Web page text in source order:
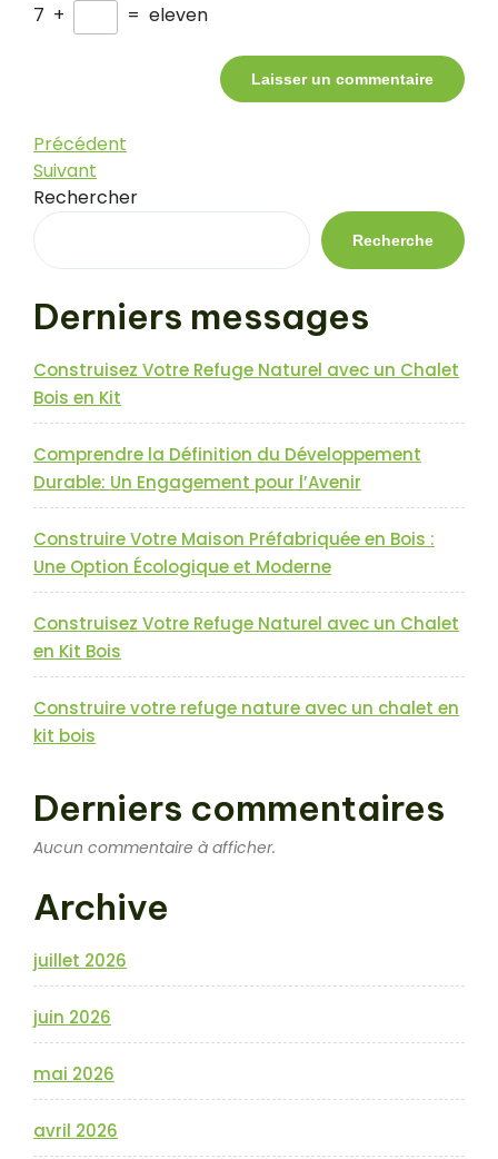
7 + = eleven
Navigation
de
l’article
Article
précédent
Précédent
Article
suivant
Suivant
Rechercher
Recherche
Derniers messages
Construisez Votre Refuge Naturel avec un Chalet
Bois en Kit
Comprendre la Définition du Développement
Durable: Un Engagement pour l’Avenir
Construire Votre Maison Préfabriquée en Bois :
Une Option Écologique et Moderne
Construisez Votre Refuge Naturel avec un Chalet
en Kit Bois
Construire votre refuge nature avec un chalet en
kit bois
Derniers commentaires
Aucun commentaire à afficher.
Archive
juillet 2026
juin 2026
mai 2026
avril 2026